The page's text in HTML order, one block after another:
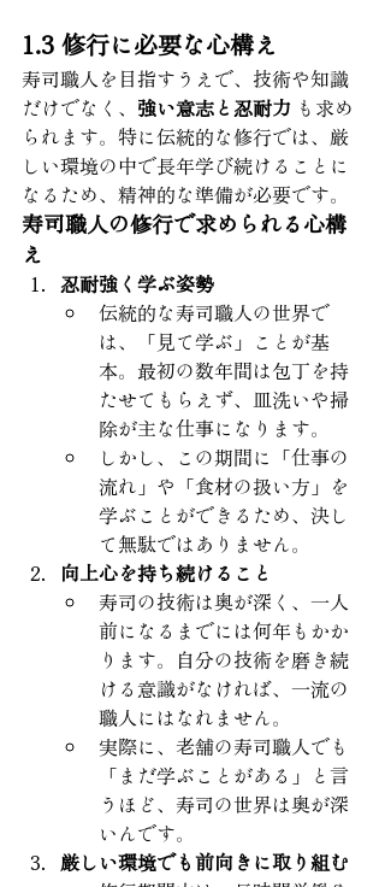
1.3 修行に必要な心構え
寿司職人を目指すうえで、技術や知識
だけでなく、 強い意志と忍耐力 も求め
られます。特に伝統的な修行では、厳
しい環境の中で長年学び続けることに
なるため、精神的な準備が必要です。
寿司職人の修行で求められる心構
え
忍耐強く学ぶ姿勢
伝統的な寿司職人の世界で
は、「見て学ぶ」ことが基
本。最初の数年間は包丁を持
たせてもらえず、皿洗いや掃
除が主な仕事になります。
しかし、この期間に「仕事の
流れ」や「食材の扱い方」を
学ぶことができるため、決し
て無駄ではありません。
向上心を持ち続けること
寿司の技術は奥が深く、一人
前になるまでには何年もかか
ります。自分の技術を磨き続
ける意識がなければ、一流の
職人にはなれません。
実際に、老舗の寿司職人でも
「まだ学ぶことがある」と言
うほど、寿司の世界は奥が深
いんです。
厳しい環境でも前向きに取り組む